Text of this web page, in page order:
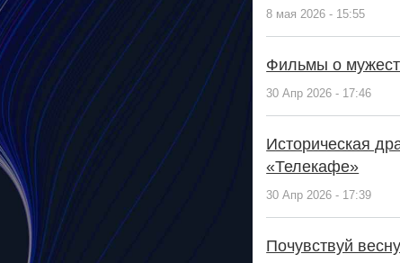
8 мая 2026 - 15:55
Фильмы о
30 Апр 2026 - 17:46
Историческая
«Телекафе»
30 Апр 2026 - 17:39
Почувствуй